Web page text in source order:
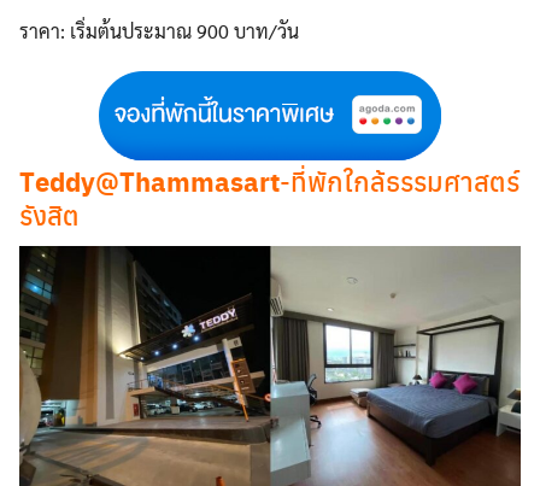
ราคา: เริ่มต้นประมาณ 900 บาท/วัน
Teddy@Thammasart-ที่พักใกล้ธรรมศาสตร์
รังสิต